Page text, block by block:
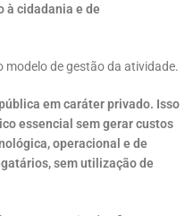
à cidadania e de
modelo de gestão da atividade.
em caráter privado. Isso
essencial sem gerar custos
operacional e de
sem utilização de